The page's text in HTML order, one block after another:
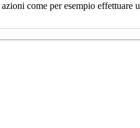
come per esempio